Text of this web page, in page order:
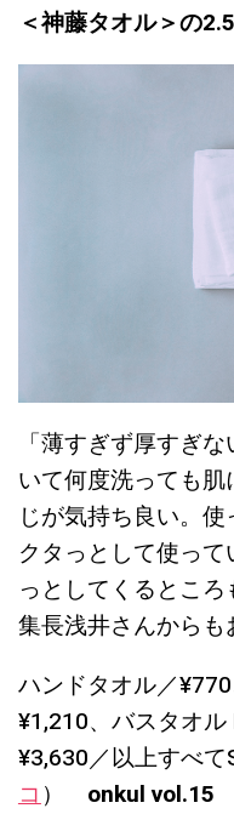
＜神藤タオル＞の
「薄すぎず厚すぎ
いて何度洗っても
じが気持ち良い。
クタっとして使っ
っとしてくるとこ
集長浅井さんからも
ハンドタオル／
¥1,210、バスタオ
¥3,630／以上すべて
コ） onkul vol.15